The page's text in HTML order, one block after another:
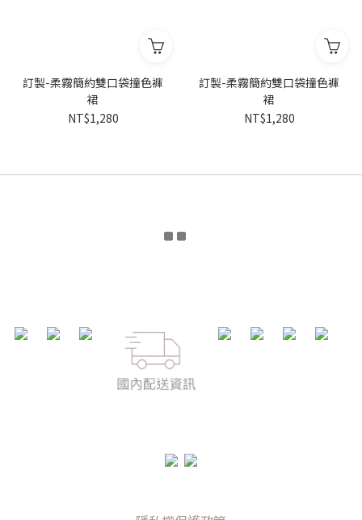
訂製-柔霧簡約雙口袋撞色褲
裙
NT$1,280
訂製-柔霧簡約雙口袋撞色褲
裙
NT$1,280